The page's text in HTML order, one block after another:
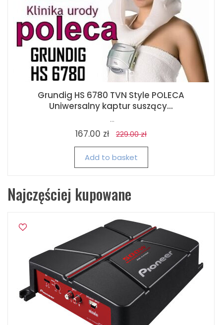
Grundig HS 6780 TVN Style POLECA
Uniwersalny kaptur suszący...
...
167.00 zł 229.00 zł
Add to basket
Najczęściej kupowane